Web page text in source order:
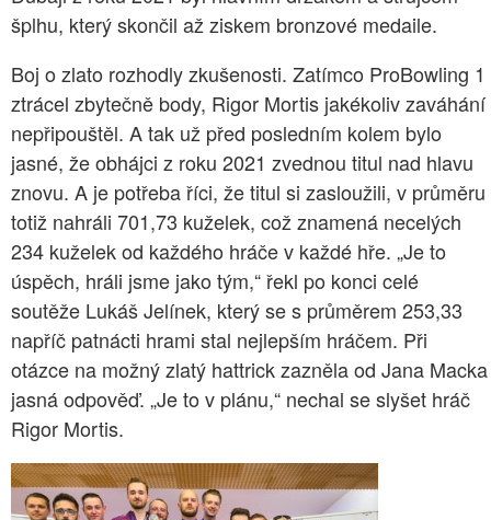
šplhu, který skončil až ziskem bronzové medaile.
Boj o zlato rozhodly zkušenosti. Zatímco ProBowling 1
ztrácel zbytečně body, Rigor Mortis jakékoliv zaváhání
nepřipouštěl. A tak už před posledním kolem bylo
jasné, že obhájci z roku 2021 zvednou titul nad hlavu
znovu. A je potřeba říci, že titul si zasloužili, v průměru
totiž nahráli 701,73 kuželek, což znamená necelých
234 kuželek od každého hráče v každé hře. „Je to
úspěch, hráli jsme jako tým,“ řekl po konci celé
soutěže Lukáš Jelínek, který se s průměrem 253,33
napříč patnácti hrami stal nejlepším hráčem. Při
otázce na možný zlatý hattrick zazněla od Jana Macka
jasná odpověď. „Je to v plánu,“ nechal se slyšet hráč
Rigor Mortis.